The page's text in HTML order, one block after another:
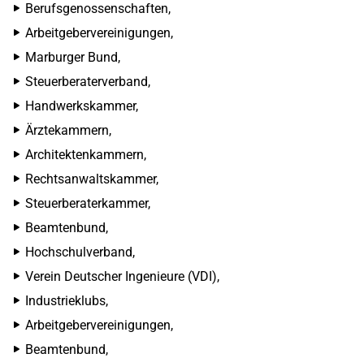
Berufsgenossenschaften,
Arbeitgebervereinigungen,
Marburger Bund,
Steuerberaterverband,
Handwerkskammer,
Ärztekammern,
Architektenkammern,
Rechtsanwaltskammer,
Steuerberaterkammer,
Beamtenbund,
Hochschulverband,
Verein Deutscher Ingenieure (VDI),
Industrieklubs,
Arbeitgebervereinigungen,
Beamtenbund,